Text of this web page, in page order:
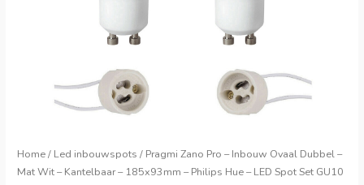
Home/ Led inbouwspots / Pragmi Zano Pro – Inbouw Ovaal Dubbel –
Mat Wit – Kantelbaar – 185x93mm – Philips Hue – LED Spot Set GU10